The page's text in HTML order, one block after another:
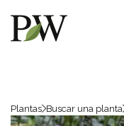
Plantas Buscar una planta